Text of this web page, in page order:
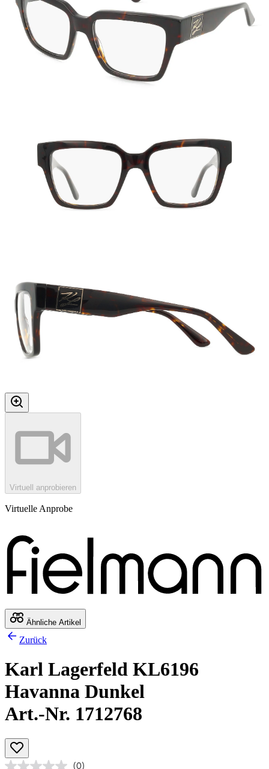
Virtuell anprobieren
Virtuelle Anprobe
Ähnliche Artikel
Zurück
Karl Lagerfeld KL6196
Havanna Dunkel
Art.-Nr. 1712768
(0)